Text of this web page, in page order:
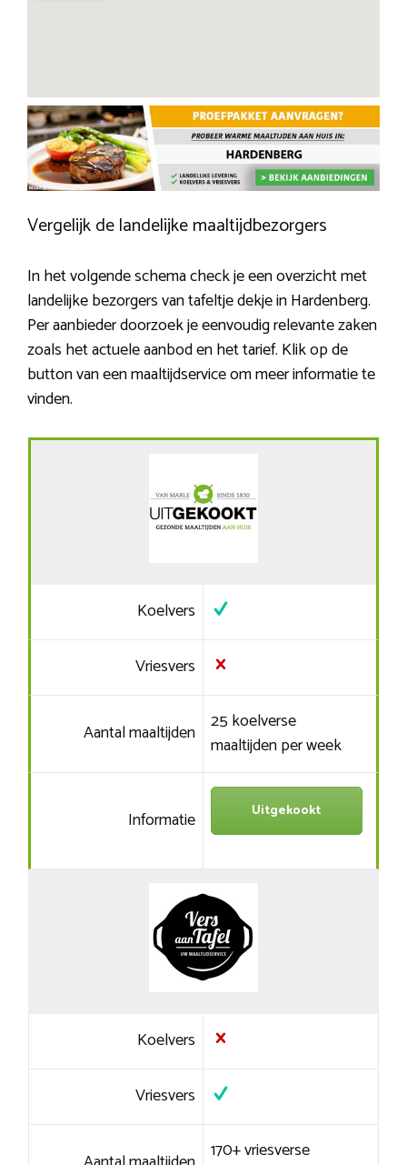
Vergelijk de landelijke maaltijdbezorgers
In het volgende schema check je een overzicht met
landelijke bezorgers van tafeltje dekje in Hardenberg.
Per aanbieder doorzoek je eenvoudig relevante zaken
zoals het actuele aanbod en het tarief. Klik op de
button van een maaltijdservice om meer informatie te
vinden.
Koelvers
Vriesvers
Aantal maaltijden 25 koelverse
maaltijden per week
Informatie Uitgekookt
Koelvers
Vriesvers
170+ vriesverse